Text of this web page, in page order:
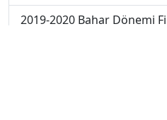
2019-2020 Bahar Dönemi